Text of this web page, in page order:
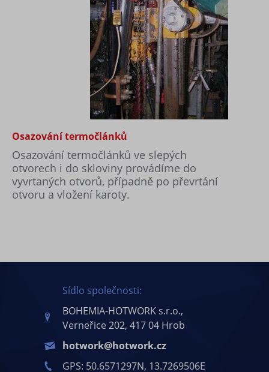
Osazování termočlánků
Osazování termočlánků ve slepých
otvorech i do skloviny provádíme do
vyvrtaných otvorů, případně po převrtání
otvoru a vložení karoty.
Sídlo společnosti:
BOHEMIA-HOTWORK s.r.o.,
Verneřice 202, 417 04 Hrob
hotwork@hotwork.cz
GPS: 50.6571297N, 13.7269506E